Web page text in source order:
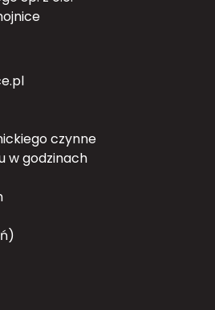
czynne
w godzinach